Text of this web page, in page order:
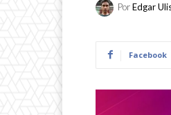
PorEdgar
Facebook